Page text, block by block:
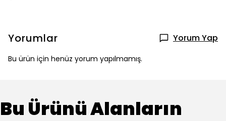
Yorumlar Yorum Yap
Bu ürün için henüz yorum yapılmamış.
Bu Ürünü Alanların